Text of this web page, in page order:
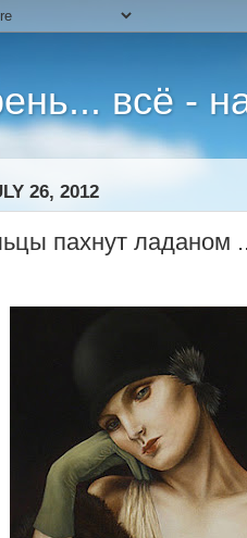
всё -
26, 2012
пахнут ладаном